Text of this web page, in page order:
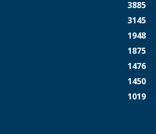
3885
3145
1948
1875
1476
1450
1019